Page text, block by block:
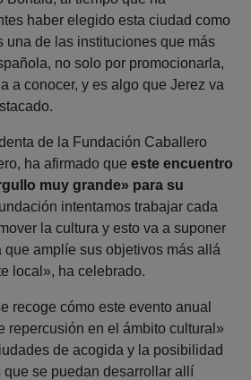
haber elegido esta ciudad como
una de las instituciones que más
no solo por promocionarla,
a conocer, y es algo que Jerez va
de la Fundación Caballero
ha afirmado que este encuentro
muy grande» para su
intentamos trabajar cada
la cultura y esto va a suponer
que amplíe sus objetivos más allá
local», ha celebrado.
recoge cómo este evento anual
repercusión en el ámbito cultural»
de acogida y la posibilidad
se puedan desarrollar allí